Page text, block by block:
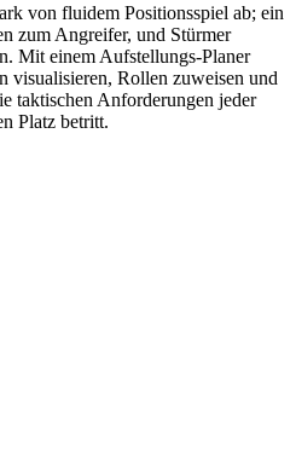
von fluidem Positionsspiel ab; ein
zum Angreifer, und Stürmer
Mit einem Aufstellungs-Planer
visualisieren, Rollen zuweisen und
taktischen Anforderungen jeder
Platz betritt.